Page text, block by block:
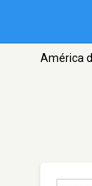
América